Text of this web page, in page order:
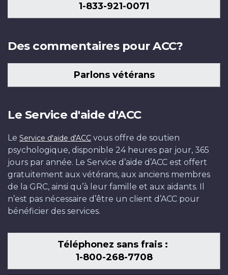
1-833-921-0071
Des commentaires pour ACC?
Parlons vétérans
Le Service d'aide d'ACC
Le Service d'aide d'ACC vous offre de soutien
psychologique, disponible 24 heures par jour, 365
jours par année. Le Service d’aide d’ACC est offert
gratuitement aux vétérans, aux anciens membres
de la GRC, ainsi qu’à leur famille et aux aidants. Il
n’est pas nécessaire d’être un client d’ACC pour
bénéficier des services.
Téléphonez sans frais :
1-800-268-7708